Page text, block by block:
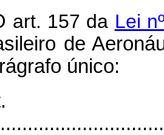
art. 157 da Lei
de
único: